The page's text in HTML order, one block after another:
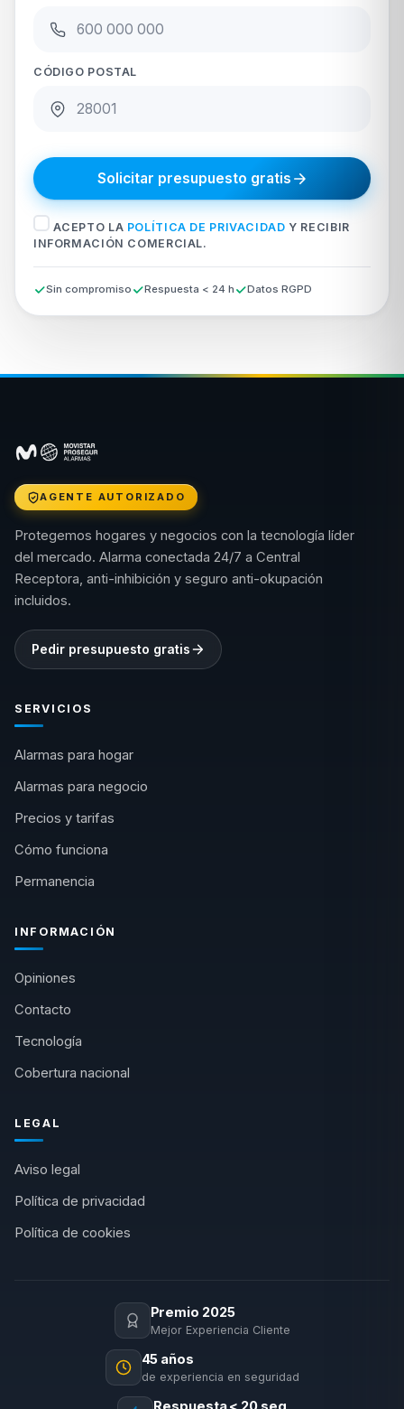
CÓDIGO POSTAL
Solicitar presupuesto gratis
ACEPTO LA POLÍTICA DE PRIVACIDAD Y RECIBIR
INFORMACIÓN COMERCIAL.
Sin compromiso Respuesta < 24 h Datos RGPD
AGENTE AUTORIZADO
Protegemos hogares y negocios con la tecnología líder
del mercado. Alarma conectada 24/7 a Central
Receptora, anti-inhibición y seguro anti-okupación
incluidos.
Pedir presupuesto gratis
SERVICIOS
Alarmas para hogar
Alarmas para negocio
Precios y tarifas
Cómo funciona
Permanencia
INFORMACIÓN
Opiniones
Contacto
Tecnología
Cobertura nacional
LEGAL
Aviso legal
Política de privacidad
Política de cookies
Premio 2025
Mejor Experiencia Cliente
45 años
de experiencia en seguridad